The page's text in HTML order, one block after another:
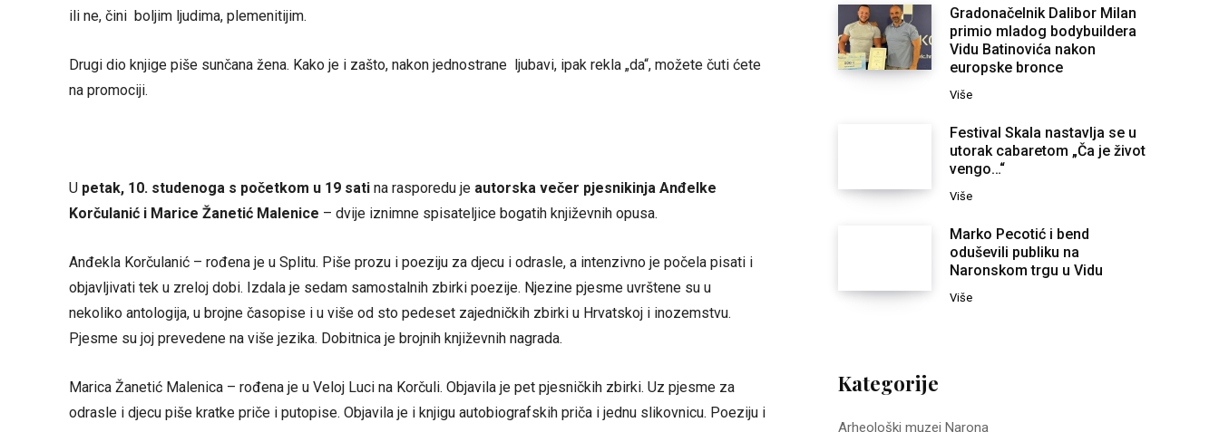
ili ne, čini boljim ljudima, plemenitijim.
Drugi dio knjige piše sunčana žena. Kako je i zašto, nakon jednostrane ljubavi, ipak rekla „da“, možete čuti ćete
na promociji.
U petak, 10. studenoga s početkom u 19 sati na rasporedu je autorska večer pjesnikinja Anđelke
Korčulanić i Marice Žanetić Malenice – dvije iznimne spisateljice bogatih književnih opusa.
Anđekla Korčulanić – rođena je u Splitu. Piše prozu i poeziju za djecu i odrasle, a intenzivno je počela pisati i
objavljivati tek u zreloj dobi. Izdala je sedam samostalnih zbirki poezije. Njezine pjesme uvrštene su u
nekoliko antologija, u brojne časopise i u više od sto pedeset zajedničkih zbirki u Hrvatskoj i inozemstvu.
Pjesme su joj prevedene na više jezika. Dobitnica je brojnih književnih nagrada.
Marica Žanetić Malenica – rođena je u Veloj Luci na Korčuli. Objavila je pet pjesničkih zbirki. Uz pjesme za
odrasle i djecu piše kratke priče i putopise. Objavila je i knjigu autobiografskih priča i jednu slikovnicu. Poeziju i
Gradonačelnik Dalibor Milan
primio mladog bodybuildera
Vidu Batinovića nakon
europske bronce
Više
Festival Skala nastavlja se u
utorak cabaretom „Ča je život
vengo…“
Više
Marko Pecotić i bend
oduševili publiku na
Naronskom trgu u Vidu
Više
Kategorije
Arheološki muzej Narona